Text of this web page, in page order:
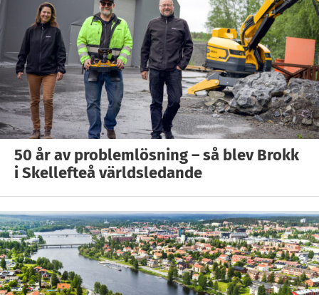
50 år av problemlösning – så blev Brokk
i Skellefteå världsledande